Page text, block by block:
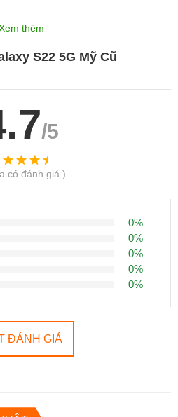
Galaxy S22 cũ tại Di
rủi ro trong quá trình sử dụng mới
hình thức đẹp như mới
diện chưa bao gồm nguồn & màn
cable nhanh samsung 25W
⭐ Nguồn gốc rõ ràng, minh bạch.
thêm
S22 5G Mỹ Cũ
/5
có đánh giá )
0%
0%
0%
0%
0%
ĐÁNH GIÁ